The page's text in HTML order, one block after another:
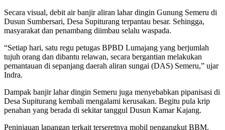
Secara visual, debit air banjir aliran lahar dingin Gunung Semeru di
Dusun Sumbersari, Desa Supiturang terpantau besar. Sehingga,
masyarakat dan penambang diimbau selalu waspada.
“Setiap hari, satu regu petugas BPBD Lumajang yang berjumlah
tujuh orang dan dibantu relawan, secara bergantian melakukan
pemantauan di sepanjang daerah aliran sungai (DAS) Semeru,” ujar
Indra.
Dampak banjir lahar dingin Semeru juga menyebabkan pipanisasi di
Desa Supiturang kembali mengalami kerusakan. Begitu pula krip
penahan yang berada di sekitar tanggul Dusun Kamar Kajang.
Peninjauan lapangan terkait terseretnya mobil pengangkut BBM,